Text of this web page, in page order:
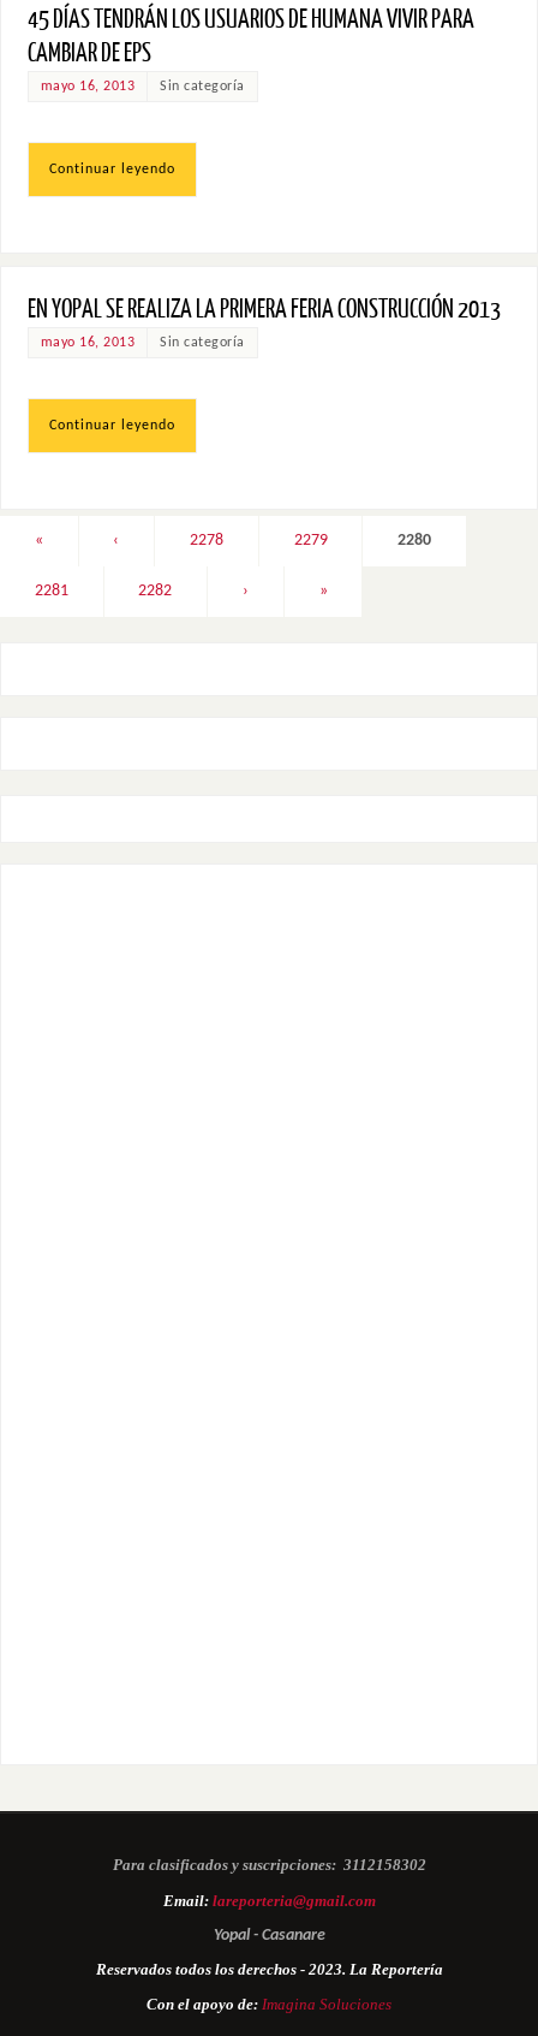
45 DÍAS TENDRÁN LOS USUARIOS DE HUMANA VIVIR PARA
CAMBIAR DE EPS
mayo 16, 2013 Sin categoría
Continuar leyendo
EN YOPAL SE REALIZA LA PRIMERA FERIA CONSTRUCCIÓN 2013
mayo 16, 2013 Sin categoría
Continuar leyendo
« ‹ 2278 2279 2280
2281 2282 › »
Para clasificados y suscripciones: 3112158302
Email: lareporteria@gmail.com
Yopal - Casanare
Reservados todos los derechos - 2023. La Reportería
Con el apoyo de: Imagina Soluciones